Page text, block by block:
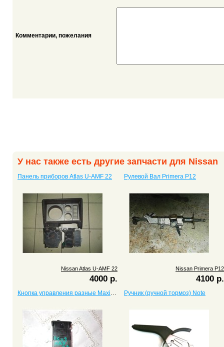
Комментарии, пожелания
У нас также есть другие запчасти для Nissan
Панель приборов Atlas U-AMF 22
Nissan Atlas U-AMF 22
4000 р.
Рулевой Вал Primera P12
Nissan Primera P12
4100 р.
Кнопка управления разные Maxima Ручник (ручной тормоз) Note